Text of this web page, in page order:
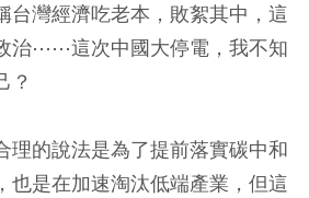
灣經濟吃老本，敗絮其中，這
治⋯⋯這次中國大停電，我不知
？
理的說法是為了提前落實碳中和
也是在加速淘汰低端產業，但這